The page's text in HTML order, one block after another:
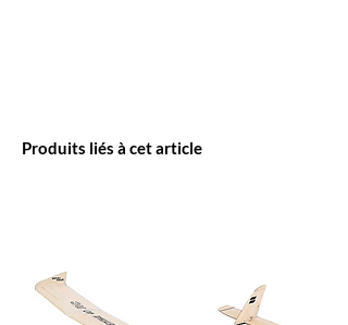
Produits liés à cet article